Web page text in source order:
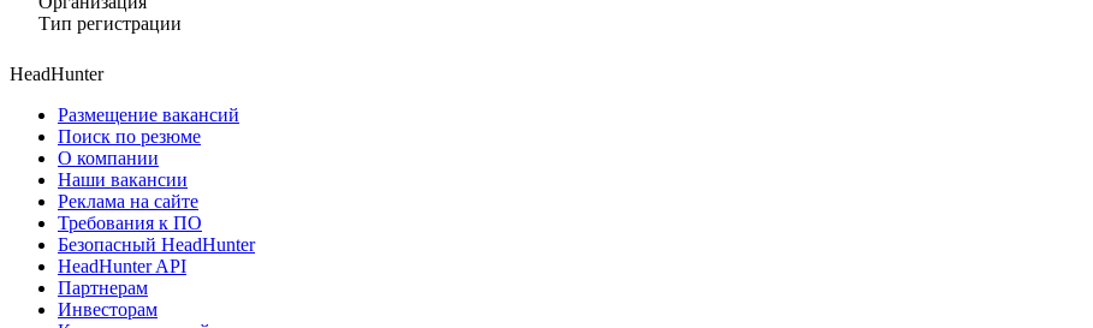
Тип регистрации
HeadHunter
Размещение вакансий
Поиск по резюме
О компании
Наши вакансии
Реклама на сайте
Требования к ПО
Безопасный HeadHunter
HeadHunter API
Партнерам
Инвесторам